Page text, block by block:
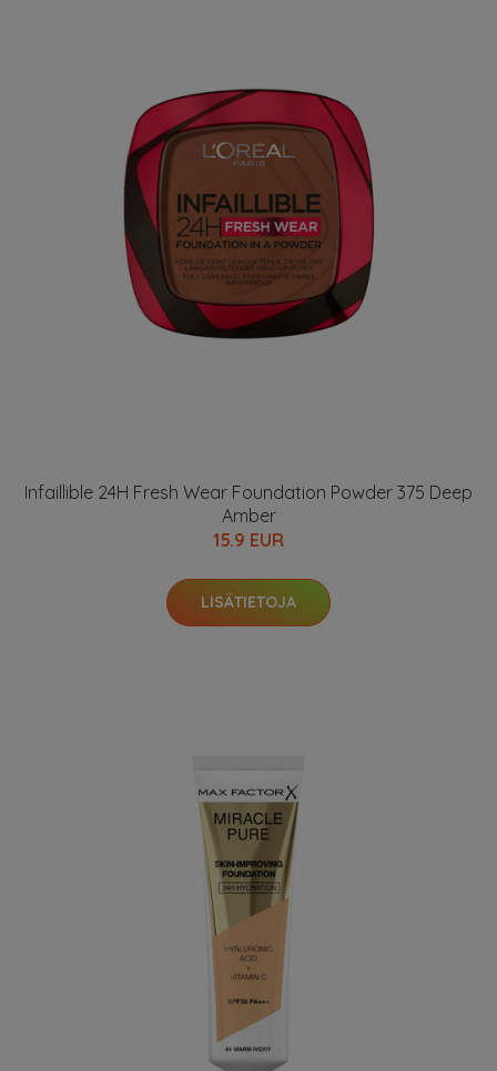
Infaillible 24H Fresh Wear Foundation Powder 375 Deep
Amber
15.9 EUR
LISÄTIETOJA